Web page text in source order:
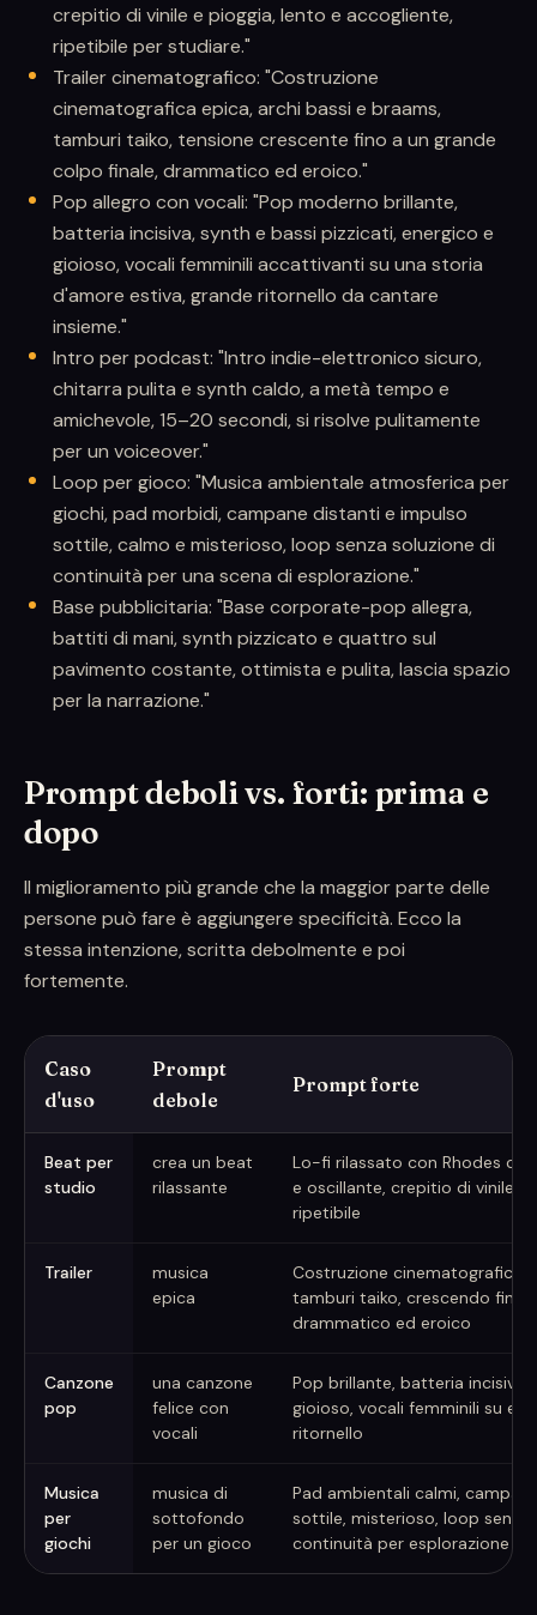
crepitio di vinile e pioggia, lento e accogliente,
ripetibile per studiare."
Trailer cinematografico: "Costruzione
cinematografica epica, archi bassi e braams,
tamburi taiko, tensione crescente fino a un grande
colpo finale, drammatico ed eroico."
Pop allegro con vocali: "Pop moderno brillante,
batteria incisiva, synth e bassi pizzicati, energico e
gioioso, vocali femminili accattivanti su una storia
d'amore estiva, grande ritornello da cantare
insieme."
Intro per podcast: "Intro indie-elettronico sicuro,
chitarra pulita e synth caldo, a metà tempo e
amichevole, 15–20 secondi, si risolve pulitamente
per un voiceover."
Loop per gioco: "Musica ambientale atmosferica per
giochi, pad morbidi, campane distanti e impulso
sottile, calmo e misterioso, loop senza soluzione di
continuità per una scena di esplorazione."
Base pubblicitaria: "Base corporate-pop allegra,
battiti di mani, synth pizzicato e quattro sul
pavimento costante, ottimista e pulita, lascia spazio
per la narrazione."
Prompt deboli vs. forti: prima e
dopo
Il miglioramento più grande che la maggior parte delle
persone può fare è aggiungere specificità. Ecco la
stessa intenzione, scritta debolmente e poi
fortemente.
Caso
d'uso
Prompt
debole
Prompt forte
Beat per
studio
crea un beat
rilassante
Lo-fi rilassato con Rhodes
e oscillante, crepitio di vinile,
ripetibile
Trailer
musica
epica
Costruzione cinematografica
tamburi taiko, crescendo fino
drammatico ed eroico
Canzone
pop
una canzone
felice con
vocali
Pop brillante, batteria incisiva
gioioso, vocali femminili su
ritornello
Musica
per
giochi
musica di
sottofondo
per un gioco
Pad ambientali calmi,
sottile, misterioso, loop senza
continuità per esplorazione